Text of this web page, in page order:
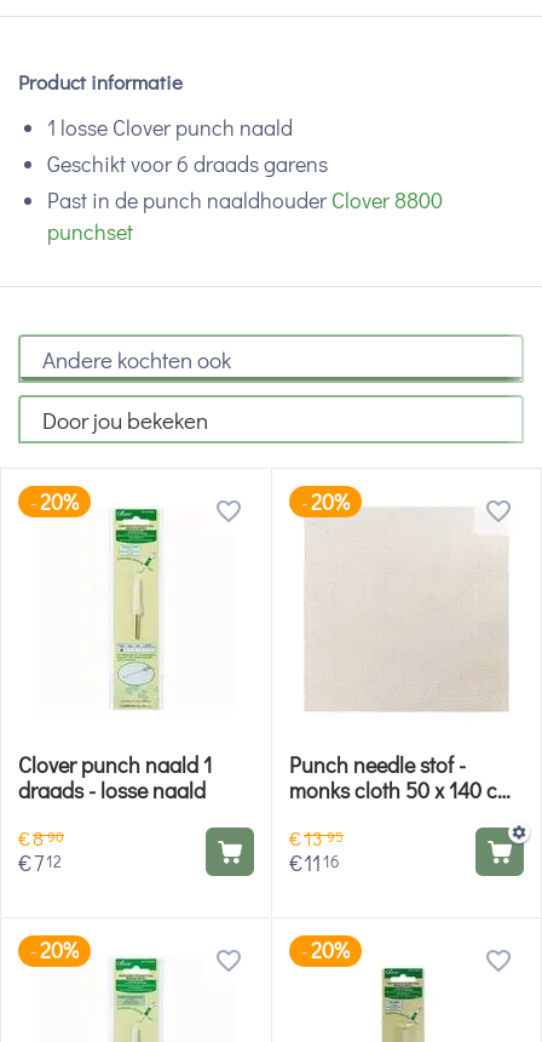
Product informatie
1 losse Clover punch naald
Geschikt voor 6 draads garens
Past in de punch naaldhouder Clover 8800
punchset
Andere kochten ook
Door jou bekeken
-20%
Clover punch naald 1
draads - losse naald
€890
€712
-20%
Punch needle stof -
monks cloth 50 x 140 cm |
€1395
€1116
-20% -20%